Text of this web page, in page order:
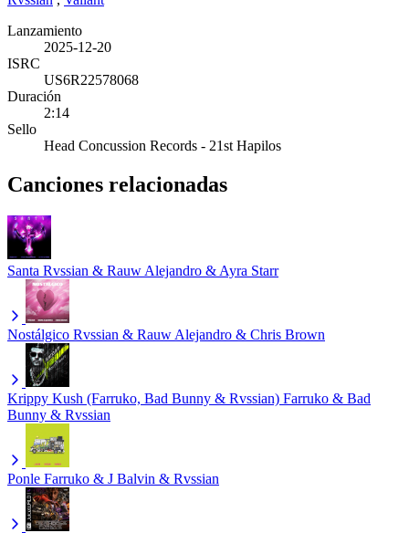
Lanzamiento
2025-12-20
ISRC
US6R22578068
Duración
2:14
Sello
Head Concussion Records - 21st Hapilos
Canciones relacionadas
Santa Rvssian & Rauw Alejandro & Ayra Starr
Nostálgico Rvssian & Rauw Alejandro & Chris Brown
Krippy Kush (Farruko, Bad Bunny & Rvssian) Farruko & Bad
Bunny & Rvssian
Ponle Farruko & J Balvin & Rvssian